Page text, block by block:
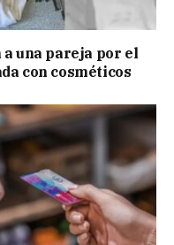
una pareja por el
con cosméticos